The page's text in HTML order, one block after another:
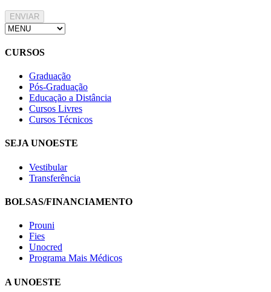
ENVIAR
CURSOS
Graduação
Pós-Graduação
Educação a Distância
Cursos Livres
Cursos Técnicos
SEJA UNOESTE
Vestibular
Transferência
BOLSAS/FINANCIAMENTO
Prouni
Fies
Unocred
Programa Mais Médicos
A UNOESTE